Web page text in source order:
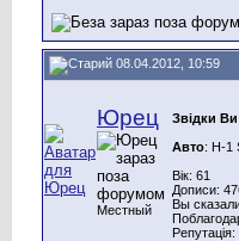
08.04.2012, 10:59
Юрец
Местный
Звідки Ви
Авто: H-1
Вік: 61
Дописи:
Вы
Репутація: